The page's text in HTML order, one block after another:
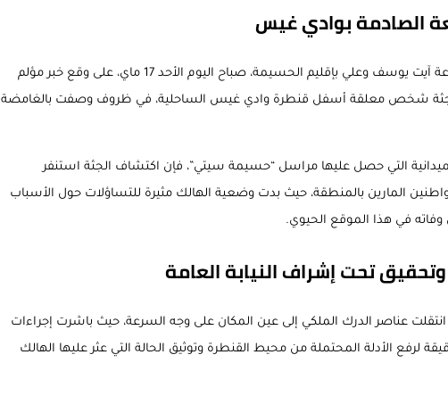
الصادمة بوادي غيس
استفاقت ساكنة جماعة آيت يوسف وعلي بإقليم الحسيمة، صباح اليوم الأحد 17 ماي، على وقع خبر مؤلم
جثة شخص معلقة أسفل قنطرة وادي غيس الساحلية، في ظروف وصفت بالغامضة
التي حصل عليها مراسل “حسيمة سيتي”، فإن اكتشاف الجثة استنفر
المارين بالمنطقة، حيث بدت وضعية الهالك مثيرة للتساؤلات حول الأسباب
وفاته في هذا الموقع الحيوي.
تحت إشراف النيابة العامة
انتقلت عناصر الدرك الملكي إلى عين المكان على وجه السرعة، حيث باشرت إجراءات
لرفع الأدلة المحتملة من محيط القنطرة وتوثيق الحالة التي عثر عليها الهالك